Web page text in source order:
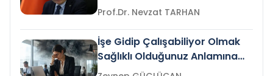
Prof.Dr. Nevzat TARHAN
İşe Gidip Çalışabiliyor Olmak
Sağlıklı Olduğunuz Anlamına
Gelir mi?